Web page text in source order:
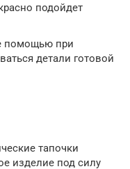
подойдет
помощью при
детали готовой
тапочки
изделие под силу